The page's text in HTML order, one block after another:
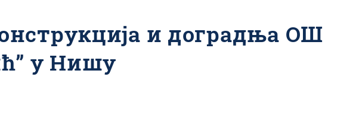
и доградња ОШ
у Нишу